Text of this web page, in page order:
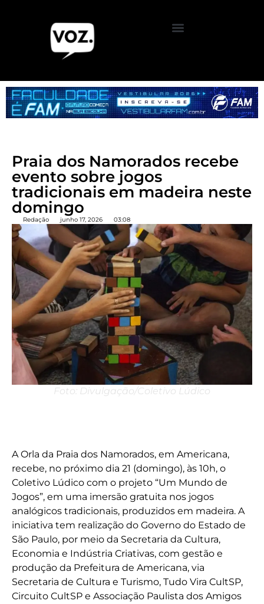
Praia dos Namorados recebe
evento sobre jogos
tradicionais em madeira neste
domingo
Redação junho 17, 2026 03:08
Foto: Divulgação/Coletivo Lúdico
A Orla da Praia dos Namorados, em Americana,
recebe, no próximo dia 21 (domingo), às 10h, o
Coletivo Lúdico com o projeto “Um Mundo de
Jogos”, em uma imersão gratuita nos jogos
analógicos tradicionais, produzidos em madeira. A
iniciativa tem realização do Governo do Estado de
São Paulo, por meio da Secretaria da Cultura,
Economia e Indústria Criativas, com gestão e
produção da Prefeitura de Americana, via
Secretaria de Cultura e Turismo, Tudo Vira CultSP,
Circuito CultSP e Associação Paulista dos Amigos